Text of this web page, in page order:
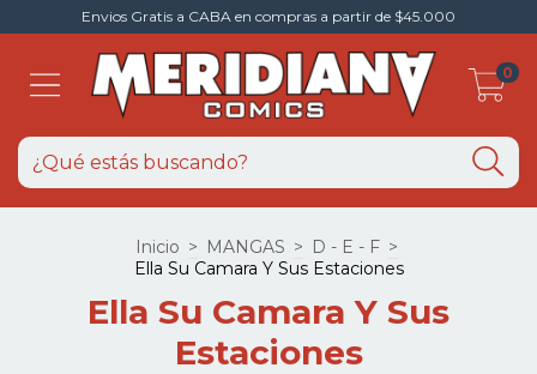
Envios Gratis a CABA en compras a partir de $45.000
0
Inicio > MANGAS > D - E - F >
Ella Su Camara Y Sus Estaciones
Ella Su Camara Y Sus
Estaciones